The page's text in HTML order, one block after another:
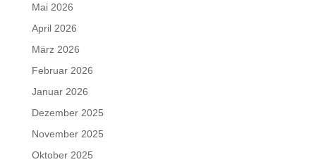
Mai 2026
April 2026
März 2026
Februar 2026
Januar 2026
Dezember 2025
November 2025
Oktober 2025